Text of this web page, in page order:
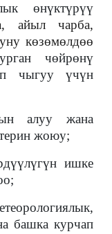
өнүктүрүү
айыл чарба,
көзөмөлдөө
чөйрөнү
чыгуу үчүн
алуу жана
жоюу;
ишке
башка курчап